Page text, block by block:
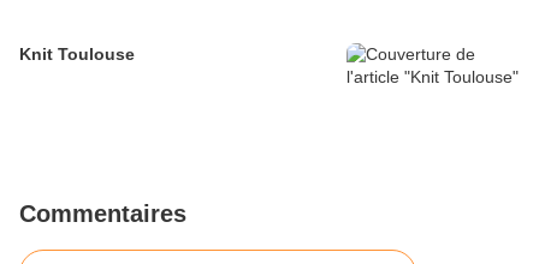
Knit Toulouse
Commentaires